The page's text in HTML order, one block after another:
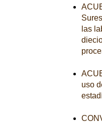
las
uso